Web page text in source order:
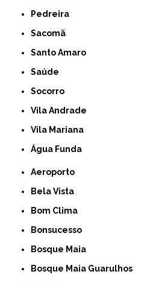
Pedreira
Sacomã
Santo Amaro
Saúde
Socorro
Vila Andrade
Vila Mariana
Água Funda
Aeroporto
Bela Vista
Bom Clima
Bonsucesso
Bosque Maia
Bosque Maia Guarulhos